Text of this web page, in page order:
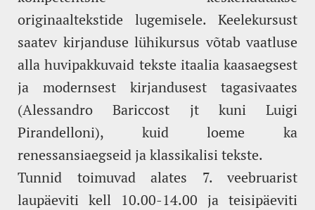
originaaltekstide lugemisele. Keelekursust
saatev kirjanduse lühikursus võtab vaatluse
alla huvipakkuvaid tekste itaalia kaasaegsest
ja modernsest kirjandusest tagasivaates
(Alessandro Bariccost jt kuni Luigi
Pirandelloni), kuid loeme ka
renessansiaegseid ja klassikalisi tekste.
Tunnid toimuvad alates 7. veebruarist
laupäeviti kell 10.00-14.00 ja teisipäeviti